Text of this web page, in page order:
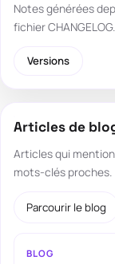
Notes générées
fichier
Versions
Articles de
Articles qui
mots-clés proches.
Parcourir le blog
BLOG